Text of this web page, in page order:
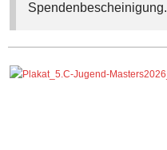
Spendenbescheinigung.